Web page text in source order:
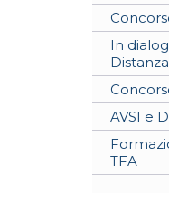
In
Distanza
AVSI e
TFA